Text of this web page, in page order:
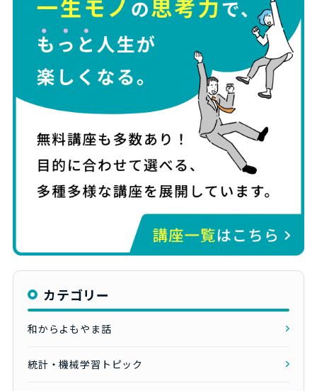
カテゴリー
和からよもやま話
統計・機械学習トピック